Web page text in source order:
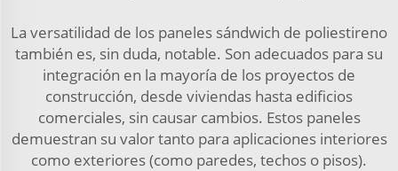
La versatilidad de los paneles sándwich de poliestireno
también es, sin duda, notable. Son adecuados para su
integración en la mayoría de los proyectos de
construcción, desde viviendas hasta edificios
comerciales, sin causar cambios. Estos paneles
demuestran su valor tanto para aplicaciones interiores
como exteriores (como paredes, techos o pisos).